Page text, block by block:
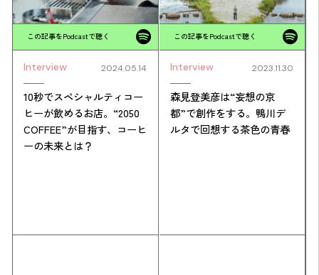
この記事をPodcastで聴く
Interview 2024.05.14
10秒でスペシャルティコー
ヒーが飲めるお店。“2050
COFFEE”が目指す、コーヒ
ーの未来とは？
この記事をPodcastで聴く
Interview 2023.11.30
森見登美彦は“妄想の京
都”で創作をする。鴨川デ
ルタで回想する茶色の青春